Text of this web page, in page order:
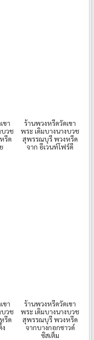
ขา
บวช
รีด
ร้านพวงหรีดวัดเขา
พระ เดิมบางนางบวช
สุพรรณบุรี พวงหรีด
จาก อีเวนท์โฟร์ดี
ขา
บวช
รีด
ร้านพวงหรีดวัดเขา
พระ เดิมบางนางบวช
สุพรรณบุรี พวงหรีด
จากบางกอกซาวด์
ซิสเต็ม